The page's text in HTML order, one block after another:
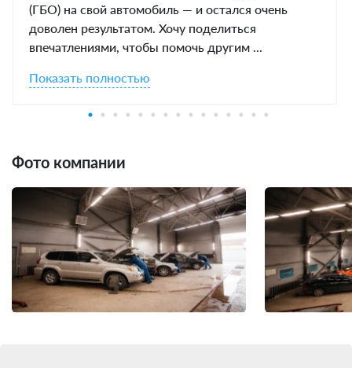
(ГБО) на свой автомобиль — и остался очень
доволен результатом. Хочу поделиться
впечатлениями, чтобы помочь другим ...
Показать полностью
Фото компании